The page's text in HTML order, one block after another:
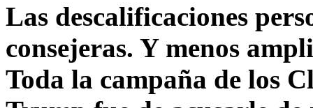
Las descalificaciones
consejeras. Y menos
Toda la campaña de los